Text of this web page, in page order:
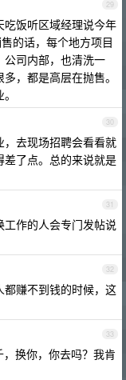
29
饭听区域经理说今年
的话，每个地方项目
司内部，也清洗一
，都是高层在抛售。
30
去现场招聘会看看就
了点。总的来说就是
31
作的人会专门发帖说
32
赚不到钱的时候，这
33
换你，你去吗？我肯